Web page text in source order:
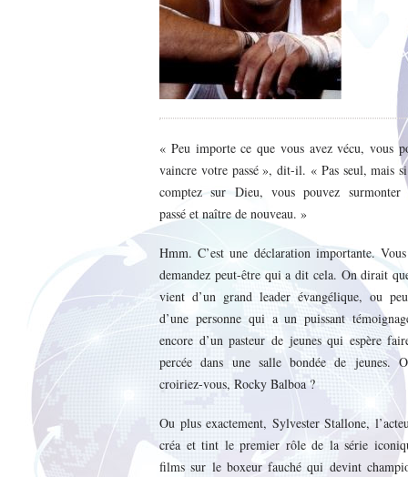
« Peu importe ce que vous avez vécu, vous
vaincre votre passé », dit-il. « Pas seul, mais
comptez sur Dieu, vous pouvez surmonter
passé et naître de nouveau. »
Hmm. C’est une déclaration importante.
demandez peut-être qui a dit cela. On dirait
vient d’un grand leader évangélique, ou
d’une personne qui a un puissant
encore d’un pasteur de jeunes qui espère
percée dans une salle bondée de jeunes.
croiriez-vous, Rocky Balboa ?
Ou plus exactement, Sylvester Stallone,
créa et tint le premier rôle de la série
films sur le boxeur fauché qui devint